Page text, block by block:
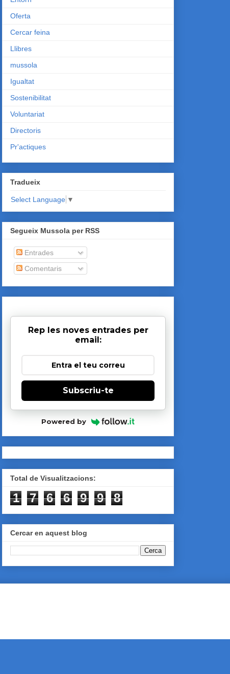
Oferta
Cercar feina
Llibres
mussola
Igualtat
Sostenibilitat
Voluntariat
Directoris
Pr'actiques
Tradueix
Select Language ▼
Segueix Mussola per RSS
Entrades
Comentaris
Rep les noves entrades per
email:
Subscriu-te
Powered by
Total de Visualitzacions:
1 7 6 6 9 9 8
Cercar en aquest blog